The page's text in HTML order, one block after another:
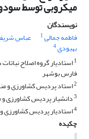
میکروبی توسط
نویسندگان
فاطمه جمالی1 عباس
بهبودی4
1استادیار گروه اصلاح
فارس بوشهر
2استاد پردیس کشاورزی و
3دانشیار پردیس کشاورزی و
4استادیار پردیس کشاورزی
چکیده